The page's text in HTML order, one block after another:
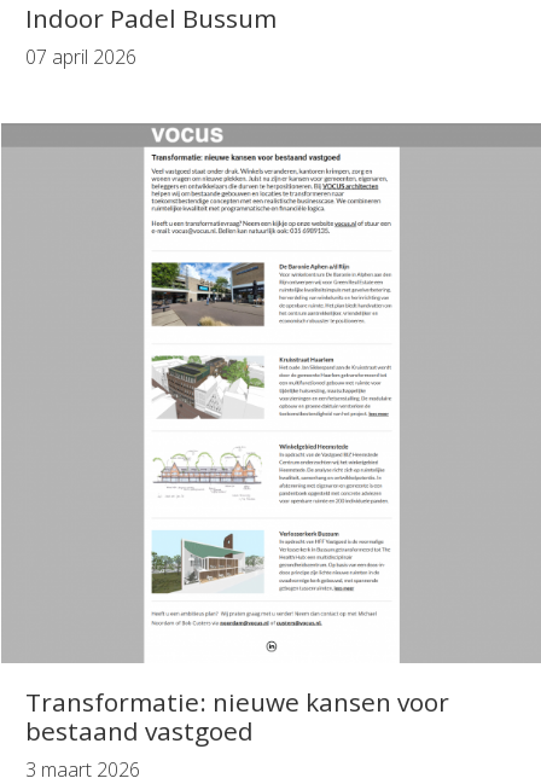
Indoor Padel Bussum
07 april 2026
Transformatie: nieuwe kansen voor
bestaand vastgoed
3 maart 2026